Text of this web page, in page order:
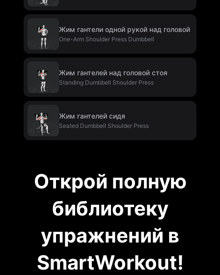
Жим гантели одной рукой над головой
One-Arm Shoulder Press Dumbbell
Жим гантелей над головой стоя
Standing Dumbbell Shoulder Press
Жим гантелей сидя
Seated Dumbbell Shoulder Press
Открой полную
библиотеку
упражнений в
SmartWorkout!